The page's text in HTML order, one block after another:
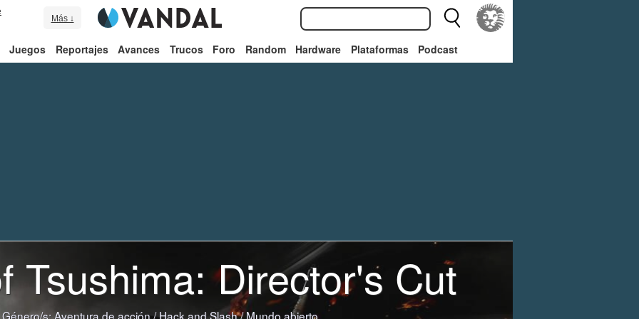
Más ↓
Juegos Reportajes Avances Trucos Foro Random Hardware Plataformas Podcast
Tsushima: Director's Cut
Género/s:Aventura de acción/Hack and Slash/Mundo abierto